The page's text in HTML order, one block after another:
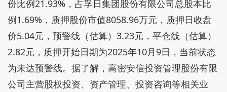
份比例21.93%，占孚日集团股份有限公司总股本比
例1.69%，质押股份市值8058.96万元，质押日收盘
价5.04元，预警线（估算）3.23元，平仓线（估算）
2.82元，质押开始日期为2025年10月9日，当前状态
为未达预警线。据了解，高密安信投资管理股份有限
公司主营股权投资、资产管理、投资咨询等相关业